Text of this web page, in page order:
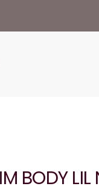
BODY LIL